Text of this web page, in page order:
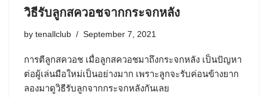
วิธีรับลูกสควอชจากกระจกหลัง
by tenallclub September 7, 2021
การตีลูกสควอช เมื่อลูกสควอชมาถึงกระจกหลัง เป็นปัญหา
ต่อผู้เล่นมือใหม่เป็นอย่างมาก เพราะลูกจะรับค่อนข้างยาก
ลองมาดูวิธีรับลูกจากกระจกหลังกันเลย